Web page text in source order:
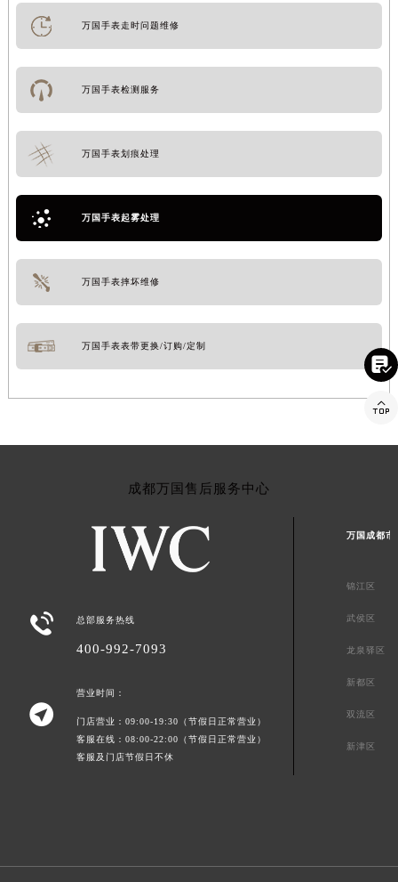
万国手表走时问题维修
万国手表检测服务
万国手表划痕处理
万国手表起雾处理
万国手表摔坏维修
万国手表表带更换/订购/定制
成都万国售后服务中心
 总部服务热线
400-992-7093

营业时间：
门店营业：09:00-19:30（节假日正常营业）
客服在线：08:00-22:00（节假日正常营业）
客服及门店节假日不休
万国成都市
锦江区
武侯区
龙泉驿区
新都区
双流区
新津区

